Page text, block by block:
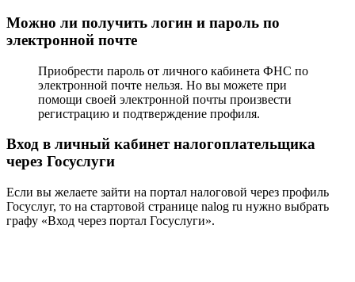
Можно ли получить логин и пароль по
электронной почте
Приобрести пароль от личного кабинета ФНС по
электронной почте нельзя. Но вы можете при
помощи своей электронной почты произвести
регистрацию и подтверждение профиля.
Вход в личный кабинет налогоплательщика
через Госуслуги
Если вы желаете зайти на портал налоговой через профиль
Госуслуг, то на стартовой странице nalog ru нужно выбрать
графу «Вход через портал Госуслуги».